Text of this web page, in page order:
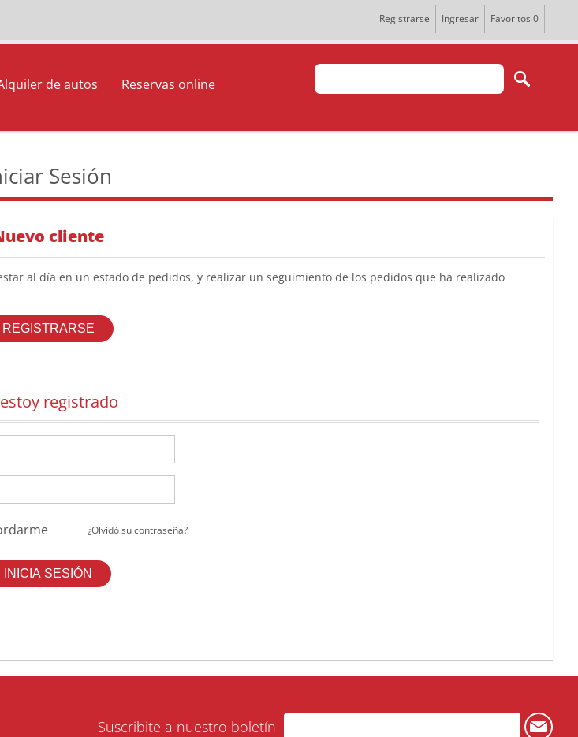
Registrarse Ingresar Favoritos 0
de autos Reservas online
Sesión
cliente
al día en un estado de pedidos, y realizar un seguimiento de los pedidos que ha realizado
registrado
¿Olvidó su contraseña?
Suscribite a nuestro boletín